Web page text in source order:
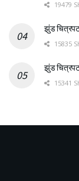
19479
झुंड
15835
झुंड
15341